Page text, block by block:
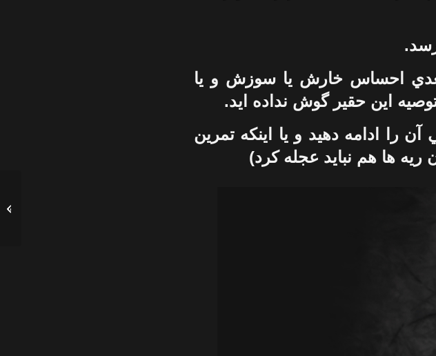
بعدي احساس خارش يا سوزش و يا
اين حقير گوش نداده ايد.
را ادامه دهيد و يا اينکه تمرين
ها هم نبايد عجله کرد)